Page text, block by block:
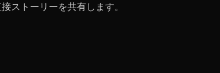
ストーリーを共有します。